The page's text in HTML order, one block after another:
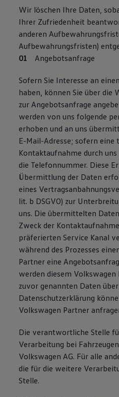
Wir löschen Ihre Daten,
Ihrer Zufriedenheit
anderen
Aufbewahrungsfristen)
Angebotsanfrage
Sofern Sie Interesse an
haben, können Sie über die
zur Angebotsanfrage
werden von uns folgende
erhoben und an uns
E-Mail-Adresse; sofern eine
Kontaktaufnahme durch
die Telefonnummer. Diese
Übermittlung der Daten
eines
lit. b DSGVO) zur
uns. Die übermittelten
Zweck der
präferierten Service Kanal
während des Prozesses
Partner eine
werden diesem
zuvor genannten Daten
Datenschutzerklärung
Volkswagen Partner
Die verantwortliche Stelle
Verarbeitung bei
Volkswagen AG. Für alle
die für die weitere
Stelle.